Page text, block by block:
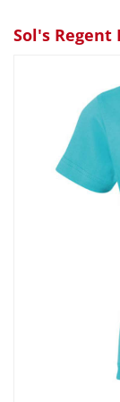
Sol's Regent